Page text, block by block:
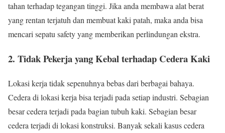
tahan terhadap tegangan tinggi. Jika anda membawa alat berat
yang rentan terjatuh dan membuat kaki patah, maka anda bisa
mencari sepatu safety yang memberikan perlindungan ekstra.
2. Tidak Pekerja yang Kebal terhadap Cedera Kaki
Lokasi kerja tidak sepenuhnya bebas dari berbagai bahaya.
Cedera di lokasi kerja bisa terjadi pada setiap industri. Sebagian
besar cedera terjadi pada bagian tubuh kaki. Sebagian besar
cedera terjadi di lokasi konstruksi. Banyak sekali kasus cedera